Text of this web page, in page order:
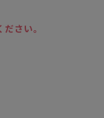
さい。